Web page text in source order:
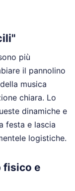
più
il pannolino
musica
chiara. Lo
dinamiche e
festa e lascia
logistiche.
fisico e